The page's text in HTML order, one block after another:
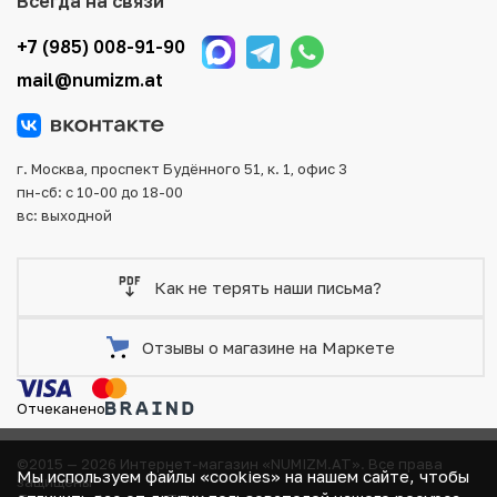
Для вашего удобства представлены несколько способов
оплаты и доставки заказа. Все отправления надежно и
тщательно упаковываются, что исключает возможность
повреждения во время доставки.
+7 (985) 008-91-90
mail@numizm.at
г. Москва, проспект Будённого 51, к. 1, офис 3
пн-сб: с 10-00 до 18-00
вс: выходной
©2015 — 2026 Интернет-магазин «NUMIZM.AT». Все права
защищены
Как не терять наши письма?
Отзывы о магазине на Маркете
Отчеканено
Мы используем файлы «cookies» на нашем сайте, чтобы